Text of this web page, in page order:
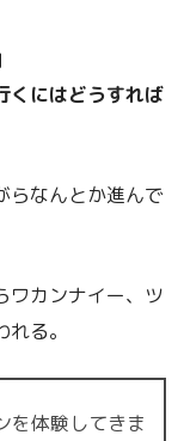
くにはどうすれば
らなんとか進んで
ワカンナイー、ツ
る。
を体験してきま